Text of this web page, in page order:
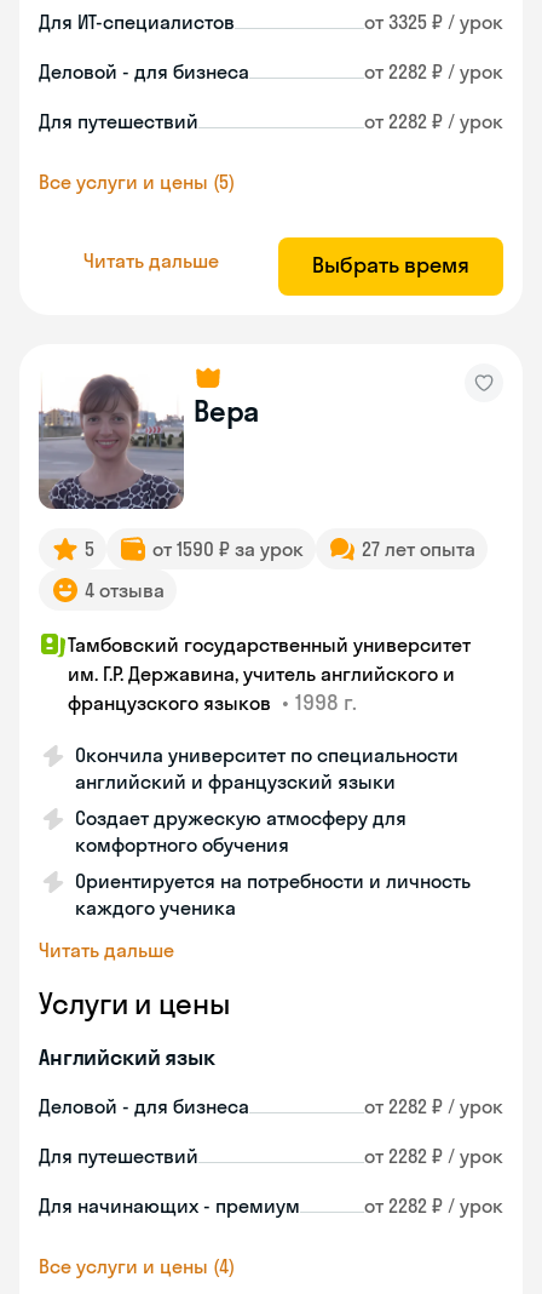
Для ИТ-специалистов от 3325 ₽ / урок
Деловой - для бизнеса от 2282 ₽ / урок
Для путешествий от 2282 ₽ / урок
Все услуги и цены (5)
Читать дальше Выбрать время
Вера
5 от 1590 ₽ за урок
27 лет опыта
4 отзыва
Тамбовский государственный университет
им. Г.Р. Державина, учитель английского и
французского языков • 1998 г.
Окончила университет по специальности
английский и французский языки
Создает дружескую атмосферу для
комфортного обучения
Ориентируется на потребности и личность
каждого ученика
Читать дальше
Услуги и цены
Английский язык
Деловой - для бизнеса от 2282 ₽ / урок
Для путешествий от 2282 ₽ / урок
Для начинающих - премиум от 2282 ₽ / урок
Все услуги и цены (4)